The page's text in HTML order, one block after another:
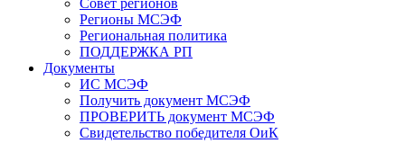
Совет регионов
Регионы МСЭФ
Региональная политика
ПОДДЕРЖКА РП
Документы
ИС МСЭФ
Получить документ МСЭФ
ПРОВЕРИТЬ документ МСЭФ
Свидетельство победителя ОиК